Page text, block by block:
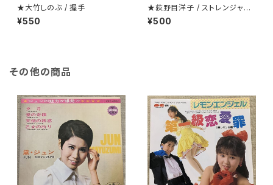
★大竹しのぶ / 握手
¥550
★荻野目洋子 / ストレンジャーt
onight
¥500
その他の商品